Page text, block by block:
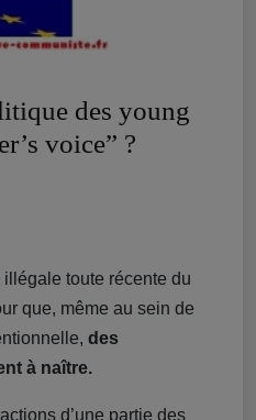
des young
voice” ?
illégale toute récente du
que, même au sein de
des
à naître.
d’une partie des